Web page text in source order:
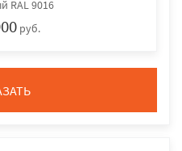
RAL 9016
руб.